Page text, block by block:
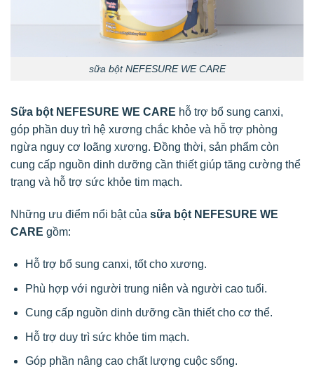
sữa bột NEFESURE WE CARE
Sữa bột NEFESURE WE CARE hỗ trợ bổ sung canxi,
góp phần duy trì hệ xương chắc khỏe và hỗ trợ phòng
ngừa nguy cơ loãng xương. Đồng thời, sản phẩm còn
cung cấp nguồn dinh dưỡng cần thiết giúp tăng cường thể
trạng và hỗ trợ sức khỏe tim mạch.
Những ưu điểm nổi bật của sữa bột NEFESURE WE
CARE gồm:
Hỗ trợ bổ sung canxi, tốt cho xương.
Phù hợp với người trung niên và người cao tuổi.
Cung cấp nguồn dinh dưỡng cần thiết cho cơ thể.
Hỗ trợ duy trì sức khỏe tim mạch.
Góp phần nâng cao chất lượng cuộc sống.